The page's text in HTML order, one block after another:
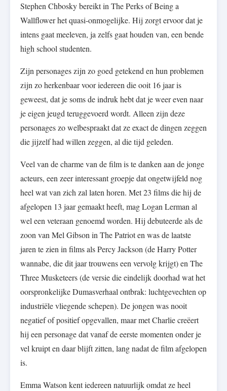
Stephen Chbosky bereikt in The Perks of Being a
Wallflower het quasi-onmogelijke. Hij zorgt ervoor dat je
intens gaat meeleven, ja zelfs gaat houden van, een bende
high school studenten.
Zijn personages zijn zo goed getekend en hun problemen
zijn zo herkenbaar voor iedereen die ooit 16 jaar is
geweest, dat je soms de indruk hebt dat je weer even naar
je eigen jeugd teruggevoerd wordt. Alleen zijn deze
personages zo welbespraakt dat ze exact de dingen zeggen
die jijzelf had willen zeggen, al die tijd geleden.
Veel van de charme van de film is te danken aan de jonge
acteurs, een zeer interessant groepje dat ongetwijfeld nog
heel wat van zich zal laten horen. Met 23 films die hij de
afgelopen 13 jaar gemaakt heeft, mag Logan Lerman al
wel een veteraan genoemd worden. Hij debuteerde als de
zoon van Mel Gibson in The Patriot en was de laatste
jaren te zien in films als Percy Jackson (de Harry Potter
wannabe, die dit jaar trouwens een vervolg krijgt) en The
Three Musketeers (de versie die eindelijk doorhad wat het
oorspronkelijke Dumasverhaal ontbrak: luchtgevechten op
industriële vliegende schepen). De jongen was nooit
negatief of positief opgevallen, maar met Charlie creëert
hij een personage dat vanaf de eerste momenten onder je
vel kruipt en daar blijft zitten, lang nadat de film afgelopen
is.
Emma Watson kent iedereen natuurlijk omdat ze heel